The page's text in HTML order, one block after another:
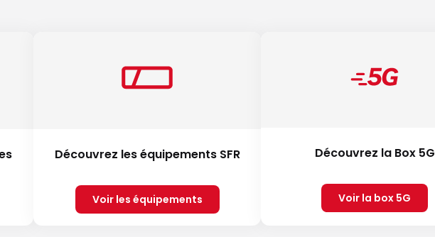
Découvrez les équipements SFR
Voir les équipements
Découvrez la Box 5G
Voir la box 5G